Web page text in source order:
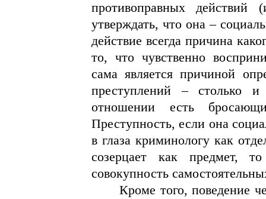
противоправных действий
утверждать, что она –
действие всегда причина
то, что чувственно
сама является причиной
преступлений – столько
отношении есть
Преступность, если она
в глаза криминологу как
созерцает как предмет,
совокупность
Кроме того, поведение